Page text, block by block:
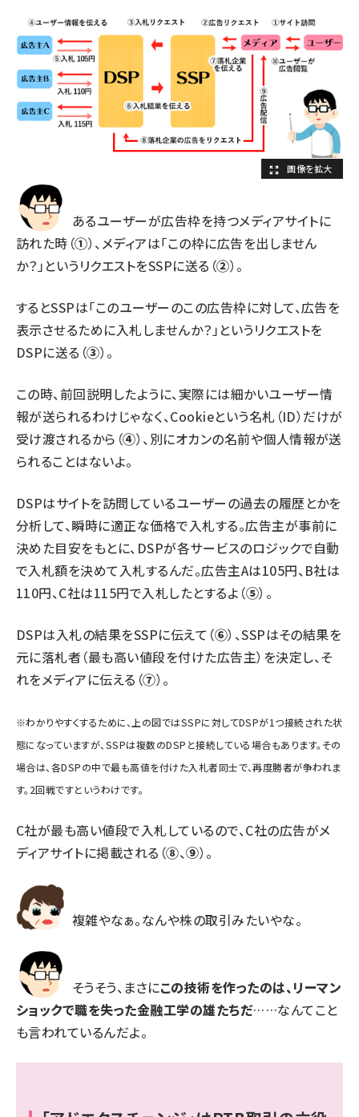
あるユーザーが広告枠を持つメディアサイトに
訪れた時（①）、メディアは「この枠に広告を出しません
か？」というリクエストをSSPに送る（②）。
するとSSPは「このユーザーのこの広告枠に対して、広告を
表示させるために入札しませんか？」というリクエストを
DSPに送る（③）。
この時、前回説明したように、実際には細かいユーザー情
報が送られるわけじゃなく、Cookieという名札（ID）だけが
受け渡されるから（④）、別にオカンの名前や個人情報が送
られることはないよ。
DSPはサイトを訪問しているユーザーの過去の履歴とかを
分析して、瞬時に適正な価格で入札する。広告主が事前に
決めた目安をもとに、DSPが各サービスのロジックで自動
で入札額を決めて入札するんだ。広告主Aは105円、B社は
110円、C社は115円で入札したとするよ（⑤）。
DSPは入札の結果をSSPに伝えて（⑥）、SSPはその結果を
元に落札者（最も高い値段を付けた広告主）を決定し、そ
れをメディアに伝える（⑦）。
※わかりやすくするために、上の図ではSSPに対してDSPが1つ接続された状
態になっていますが、SSPは複数のDSPと接続している場合もあります。その
場合は、各DSPの中で最も高値を付けた入札者同士で、再度勝者が争われま
す。2回戦ですというわけです。
C社が最も高い値段で入札しているので、C社の広告がメ
ディアサイトに掲載される（⑧、⑨）。
複雑やなぁ。なんや株の取引みたいやな。
そうそう、まさにこの技術を作ったのは、リーマン
ショックで職を失った金融工学の雄たちだ……なんてこと
も言われているんだよ。